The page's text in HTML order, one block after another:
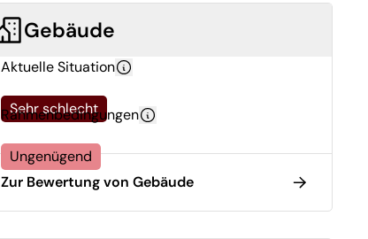
Gebäude
Aktuelle Situation
Sehr schlecht
Rahmenbedingungen
Ungenügend
Zur Bewertung von Gebäude